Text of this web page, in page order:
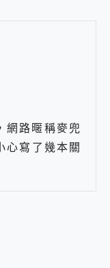
網路暱稱麥兜
心寫了幾本關